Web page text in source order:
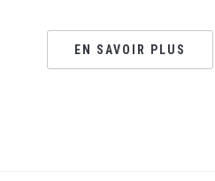
EN SAVOIR PLUS